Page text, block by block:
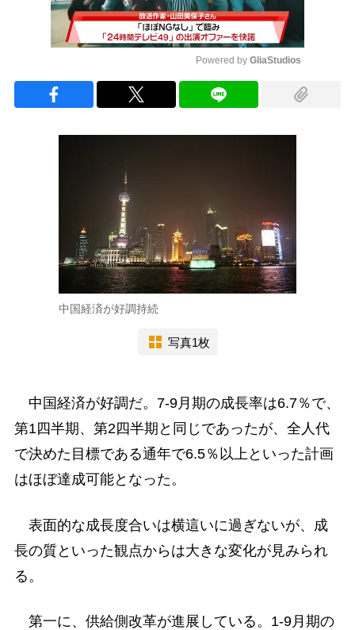
Powered by GliaStudios
中国経済が好調持続
写真1枚
中国経済が好調だ。7-9月期の成長率は6.7％で、
第1四半期、第2四半期と同じであったが、全人代
で決めた目標である通年で6.5％以上といった計画
はほぼ達成可能となった。
表面的な成長度合いは横這いに過ぎないが、成
長の質といった観点からは大きな変化が見みられ
る。
第一に、供給側改革が進展している。1-9月期の